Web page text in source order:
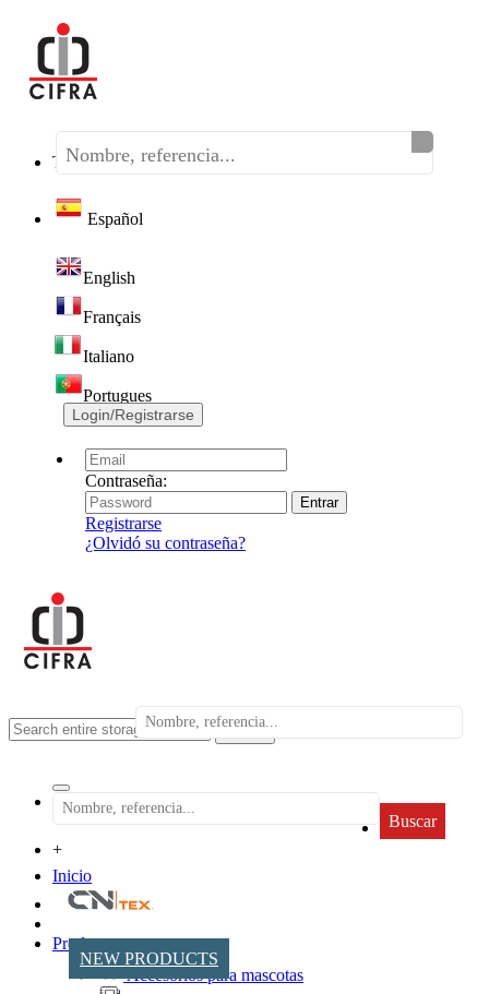
Teléfono:(+34) 968 320 046
Español
English
Français
Italiano
Portugues
Login/Registrarse
Contraseña:
Registrarse
¿Olvidó su contraseña?
search
Buscar
+
Inicio
NEW PRODUCTS
Productos
Accesorios para mascotas